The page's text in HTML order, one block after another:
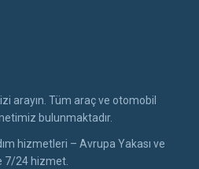
arayın. Tüm araç ve otomobil
bulunmaktadır.
hizmetleri – Avrupa Yakası ve
7/24 hizmet.